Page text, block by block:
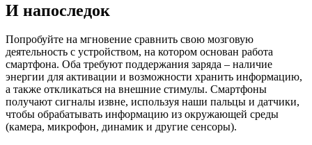
И напоследок
Попробуйте на мгновение сравнить свою мозговую
деятельность с устройством, на котором основан работа
смартфона. Оба требуют поддержания заряда – наличие
энергии для активации и возможности хранить информацию,
а также откликаться на внешние стимулы. Смартфоны
получают сигналы извне, используя наши пальцы и датчики,
чтобы обрабатывать информацию из окружающей среды
(камера, микрофон, динамик и другие сенсоры).